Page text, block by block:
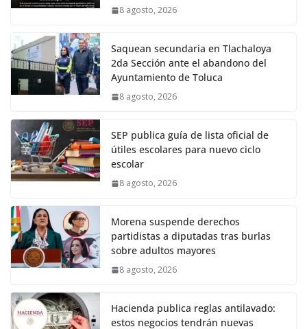
8 agosto, 2026
Saquean secundaria en Tlachaloya
2da Sección ante el abandono del
Ayuntamiento de Toluca
8 agosto, 2026
SEP publica guía de lista oficial de
útiles escolares para nuevo ciclo
escolar
8 agosto, 2026
Morena suspende derechos
partidistas a diputadas tras burlas
sobre adultos mayores
8 agosto, 2026
Hacienda publica reglas antilavado:
estos negocios tendrán nuevas